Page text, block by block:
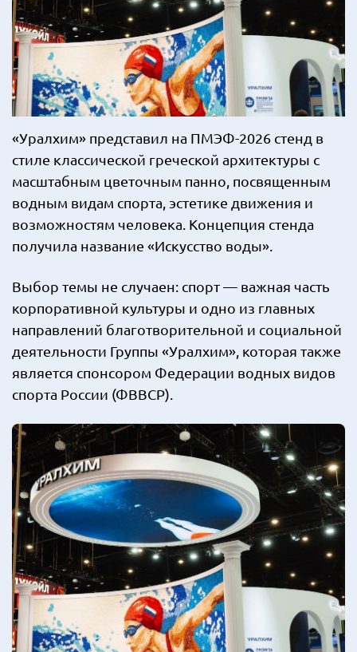
«Уралхим» представил на ПМЭФ-2026 стенд в
стиле классической греческой архитектуры с
масштабным цветочным панно, посвященным
водным видам спорта, эстетике движения и
возможностям человека. Концепция стенда
получила название «Искусство воды».
Выбор темы не случаен: спорт — важная часть
корпоративной культуры и одно из главных
направлений благотворительной и социальной
деятельности Группы «Уралхим», которая также
является спонсором Федерации водных видов
спорта России (ФВВСР).